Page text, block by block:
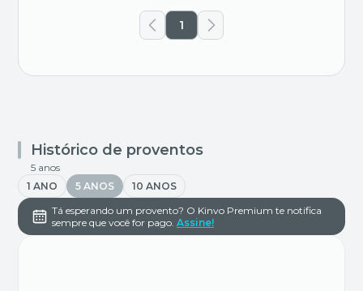
1
Histórico de proventos
5 anos
1 ANO
5 ANOS
10 ANOS
Tá esperando um provento? O Kinvo Premium te notifica
sempre que você for pago. Assine!